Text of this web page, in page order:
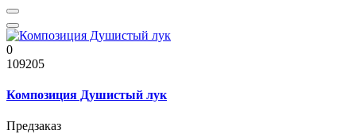
0
109205
Композиция Душистый лук
Предзаказ